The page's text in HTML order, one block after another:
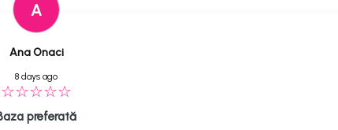
A
Ana Onaci
8 days ago
preferată